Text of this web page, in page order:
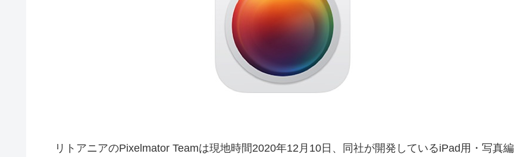
リトアニアのPixelmator Teamは現地時間2020年12月10日、同社が開発しているiPad用・写真編